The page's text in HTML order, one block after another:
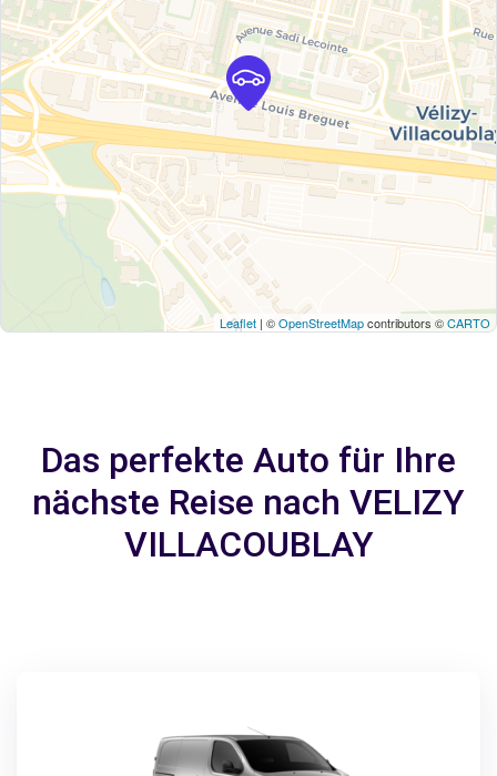
Leaflet | ©OpenStreetMapcontributors ©CARTO
Das perfekte Auto für Ihre
nächste Reise nach VELIZY
VILLACOUBLAY